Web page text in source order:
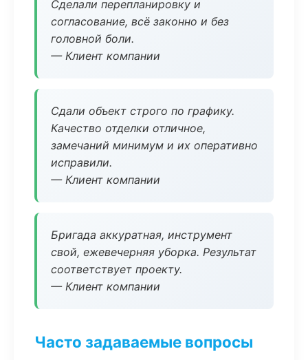
Сделали перепланировку и
согласование, всё законно и без
головной боли.
— Клиент компании
Сдали объект строго по графику.
Качество отделки отличное,
замечаний минимум и их оперативно
исправили.
— Клиент компании
Бригада аккуратная, инструмент
свой, ежевечерняя уборка. Результат
соответствует проекту.
— Клиент компании
Часто задаваемые вопросы